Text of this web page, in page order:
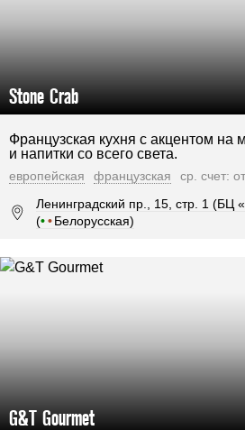
Stone Crab
Французская кухня с акцентом на
и напитки со всего света.
европейская французская
ср. счет:
Ленинградский пр., 15, стр. 1 (БЦ
(•• Белорусская)
G&T Gourmet